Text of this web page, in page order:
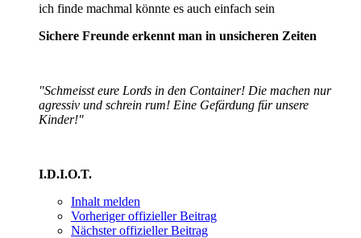
ich finde machmal könnte es auch einfach sein
Sichere Freunde erkennt man in unsicheren Zeiten
"Schmeisst eure Lords in den Container! Die machen nur
agressiv und schrein rum! Eine Gefärdung für unsere
Kinder!"
I.D.I.O.T.
Inhalt melden
Vorheriger offizieller Beitrag
Nächster offizieller Beitrag